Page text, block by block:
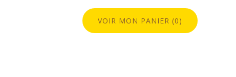
VOIR MON PANIER (0)